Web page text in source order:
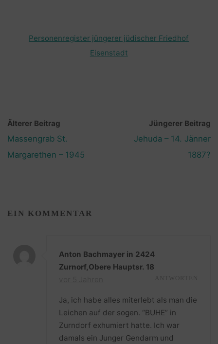
Personenregister jüngerer jüdischer Friedhof
Eisenstadt
Älterer Beitrag
Massengrab St.
Margarethen – 1945
Jüngerer Beitrag
Jehuda – 14. Jänner
1887?
EIN KOMMENTAR
Anton Bachmayer in 2424
Zurnorf,Obere Hauptsr. 18
Ja, ich habe alles miterlebt als man die
Leichen auf der sogen. “BUHE” in
Zurndorf exhumiert hatte. Ich war
damals ein Junger Gendarm und